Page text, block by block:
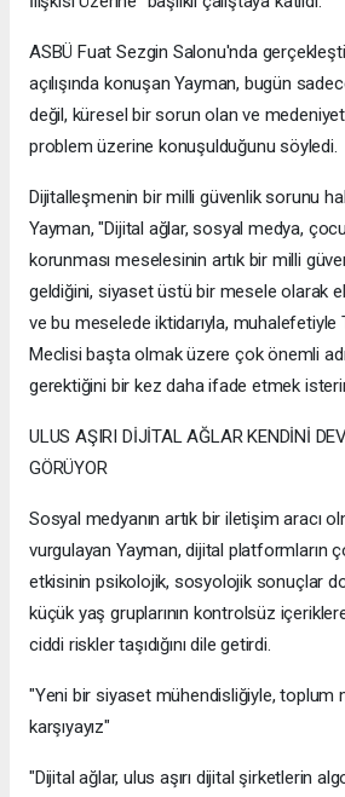
ASBÜ Fuat Sezgin Salonu'nda
açılışında konuşan Yayman, bugün
değil, küresel bir sorun olan ve
problem üzerine konuşulduğunu söyledi.
Dijitalleşmenin bir milli güvenlik sorunu
Yayman, "Dijital ağlar, sosyal medya,
korunması meselesinin artık bir milli
geldiğini, siyaset üstü bir mesele olarak
ve bu meselede iktidarıyla, muhalefetiyle
Meclisi başta olmak üzere çok önemli
gerektiğini bir kez daha ifade etmek
ULUS AŞIRI DİJİTAL AĞLAR KENDİNİ
GÖRÜYOR
Sosyal medyanın artık bir iletişim aracı
vurgulayan Yayman, dijital platformların
etkisinin psikolojik, sosyolojik sonuçlar
küçük yaş gruplarının kontrolsüz
ciddi riskler taşıdığını dile getirdi.
"Yeni bir siyaset mühendisliğiyle, toplum
karşıyayız"
"Dijital ağlar, ulus aşırı dijital şirketlerin